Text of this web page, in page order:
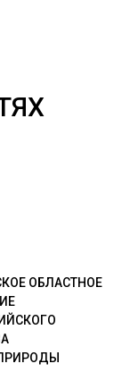
ОБЛАСТНОЕ